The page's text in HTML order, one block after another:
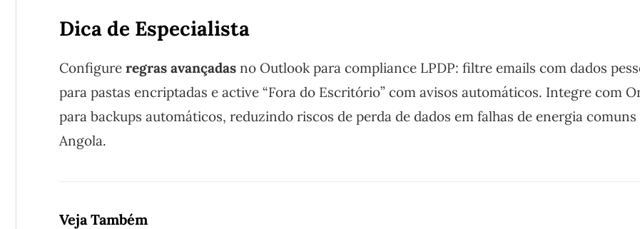
Dica de Especialista
Configure regras avançadas no Outlook para compliance LPDP: filtre emails com dados
para pastas encriptadas e active “Fora do Escritório” com avisos automáticos. Integre com
para backups automáticos, reduzindo riscos de perda de dados em falhas de energia comuns
Angola.
Veja Também